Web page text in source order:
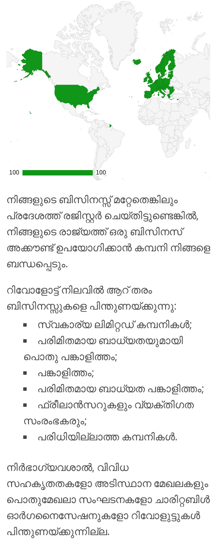
നിങ്ങളുടെ ബിസിനസ്സ് മറ്റേതെങ്കിലും
പ്രദേശത്ത് രജിസ്റ്റർ ചെയ്തിട്ടുണ്ടെങ്കിൽ,
നിങ്ങളുടെ രാജ്യത്ത് ഒരു ബിസിനസ്
അക്കൗണ്ട് ഉപയോഗിക്കാൻ കമ്പനി നിങ്ങളെ
ബന്ധപ്പെടും.
റിവോളോട്ട് നിലവിൽ ആറ് തരം
ബിസിനസ്സുകളെ പിന്തുണയ്ക്കുന്നു:
സ്വകാര്യ ലിമിറ്റഡ് കമ്പനികൾ;
പരിമിതമായ ബാധ്യതയുമായി
പൊതു പങ്കാളിത്തം;
പങ്കാളിത്തം;
പരിമിതമായ ബാധ്യത പങ്കാളിത്തം;
ഫ്രീലാൻസറുകളും വ്യക്തിഗത
സംരംഭകരും;
പരിധിയില്ലാത്ത കമ്പനികൾ.
നിർഭാഗ്യവശാൽ, വിവിധ
സഹകൃതതകളോ അടിസ്ഥാന മേഖലകളും
പൊതുമേഖലാ സംഘടനകളോ ചാരിറ്റബിൾ
ഓർഗനൈസേഷനുകളോ റിവോളുട്ടുകൾ
പിന്തുണയ്ക്കുന്നില്ല.